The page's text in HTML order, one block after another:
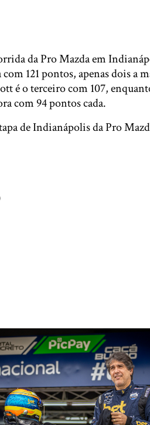
da Pro Mazda em
121 pontos, apenas dois a
é o terceiro com 107,
com 94 pontos cada.
de Indianápolis da Pro